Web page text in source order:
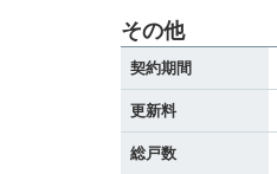
その他
契約期間
更新料
総戸数